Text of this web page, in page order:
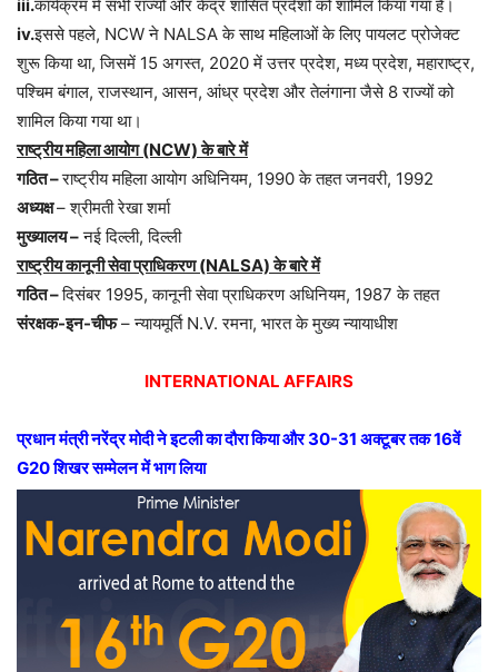
iii.कार्यक्रम में सभी राज्यों और केंद्र शासित प्रदेशों को शामिल किया गया है।
iv.इससे पहले, NCW ने NALSA के साथ महिलाओं के लिए पायलट प्रोजेक्ट
शुरू किया था, जिसमें 15 अगस्त, 2020 में उत्तर प्रदेश, मध्य प्रदेश, महाराष्ट्र,
पश्चिम बंगाल, राजस्थान, आसन, आंध्र प्रदेश और तेलंगाना जैसे 8 राज्यों को
शामिल किया गया था।
राष्ट्रीय महिला आयोग (NCW) के बारे में
गठित –राष्ट्रीय महिला आयोग अधिनियम, 1990 के तहत जनवरी, 1992
अध्यक्ष– श्रीमती रेखा शर्मा
मुख्यालय –नई दिल्ली, दिल्ली
राष्ट्रीय कानूनी सेवा प्राधिकरण (NALSA) के बारे में
गठित –दिसंबर 1995, कानूनी सेवा प्राधिकरण अधिनियम, 1987 के तहत
संरक्षक-इन-चीफ– न्यायमूर्ति N.V. रमना, भारत के मुख्य न्यायाधीश
INTERNATIONAL AFFAIRS
प्रधान मंत्री नरेंद्र मोदी ने इटली का दौरा किया और 30-31 अक्टूबर तक 16वें
G20 शिखर सम्मेलन में भाग लिया